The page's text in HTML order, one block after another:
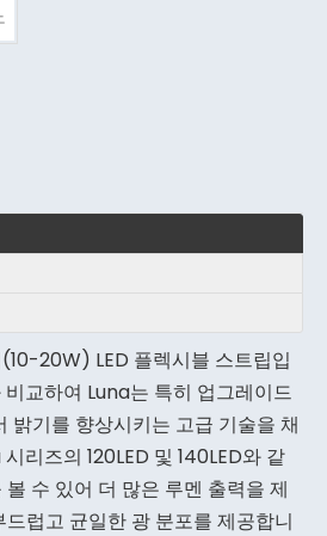
20W) LED 플렉시블 스트립입
교하여 Luna는 특히 업그레이드
밝기를 향상시키는 고급 기술을 채
리즈의 120LED 및 140LED와 같
볼 수 있어 더 많은 루멘 출력을 제
럽고 균일한 광 분포를 제공합니